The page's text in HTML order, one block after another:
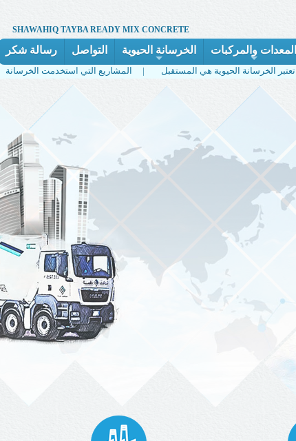
SHAWAHIQ TAYBA READY MIX CONCRETE
رسالة شكر التواصل
+
الخرسانة الحيوية
+
المعدات والمركبات
المشاريع التي استخدمت الخرسانة الحيوية | المستقبل |